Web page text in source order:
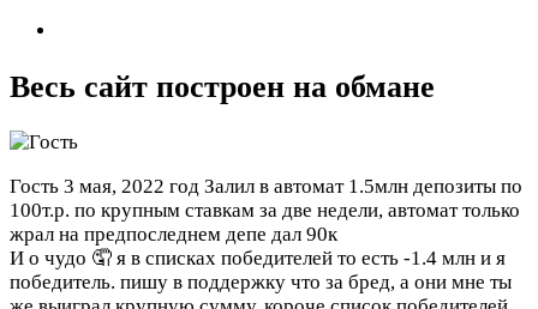
Весь сайт построен на обмане
Гость 3 мая, 2022 год Залил в автомат 1.5млн депозиты по
100т.р. по крупным ставкам за две недели, автомат только
жрал на предпоследнем депе дал 90к
И о чудо 🤦 я в списках победителей то есть -1.4 млн и я
победитель. пишу в поддержку что за бред, а они мне ты